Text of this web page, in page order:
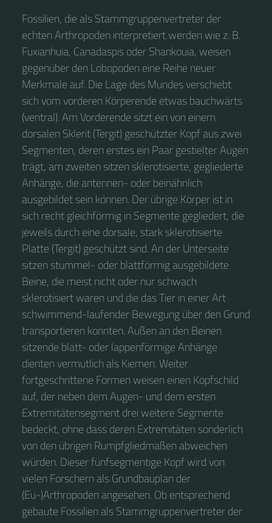
Fossilien, die als Stammgruppenvertreter der
echten Arthropoden interpretiert werden wie z. B.
Fuxianhuia, Canadaspis oder Shankouia, weisen
gegenüber den Lobopoden eine Reihe neuer
Merkmale auf. Die Lage des Mundes verschiebt
sich vom vorderen Körperende etwas bauchwärts
(ventral). Am Vorderende sitzt ein von einem
dorsalen Sklerit (Tergit) geschützter Kopf aus zwei
Segmenten, deren erstes ein Paar gestielter Augen
trägt, am zweiten sitzen sklerotisierte, gegliederte
Anhänge, die antennen- oder beinähnlich
ausgebildet sein können. Der übrige Körper ist in
sich recht gleichförmig in Segmente gegliedert, die
jeweils durch eine dorsale, stark sklerotisierte
Platte (Tergit) geschützt sind. An der Unterseite
sitzen stummel- oder blattförmig ausgebildete
Beine, die meist nicht oder nur schwach
sklerotisiert waren und die das Tier in einer Art
schwimmend-laufender Bewegung über den Grund
transportieren konnten. Außen an den Beinen
sitzende blatt- oder lappenförmige Anhänge
dienten vermutlich als Kiemen. Weiter
fortgeschrittene Formen weisen einen Kopfschild
auf, der neben dem Augen- und dem ersten
Extremitätensegment drei weitere Segmente
bedeckt, ohne dass deren Extremitäten sonderlich
von den übrigen Rumpfgliedmaßen abweichen
würden. Dieser fünfsegmentige Kopf wird von
vielen Forschern als Grundbauplan der
(Eu-)Arthropoden angesehen. Ob entsprechend
gebaute Fossilien als Stammgruppenvertreter der